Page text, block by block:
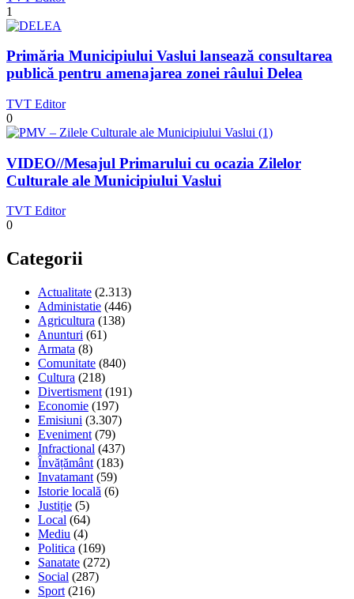
1
Primăria Municipiului Vaslui lansează consultarea
publică pentru amenajarea zonei râului Delea
TVT Editor
0
VIDEO//Mesajul Primarului cu ocazia Zilelor
Culturale ale Municipiului Vaslui
TVT Editor
0
Categorii
Actualitate (2.313)
Administatie (446)
Agricultura (138)
Anunturi (61)
Armata (8)
Comunitate (840)
Cultura (218)
Divertisment (191)
Economie (197)
Emisiuni (3.307)
Eveniment (79)
Infractional (437)
Învățământ (183)
Invatamant (59)
Istorie locală (6)
Justiție (5)
Local (64)
Mediu (4)
Politica (169)
Sanatate (272)
Social (287)
Sport (216)